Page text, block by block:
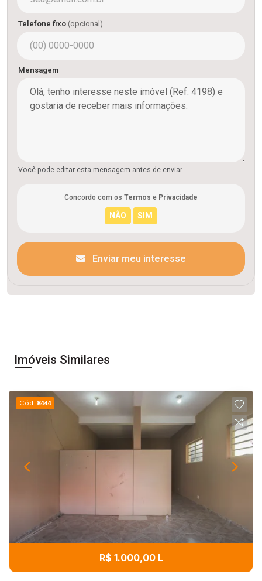
Telefone fixo (opcional)
Mensagem
Você pode editar esta mensagem antes de enviar.
Concordo com os Termos e Privacidade
Enviar meu interesse
Imóveis Similares
Cód. 8444
R$ 1.000,00 L